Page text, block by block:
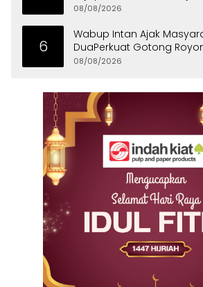
di Curug
08/08/2026
6
Wabup Intan Ajak
DuaPerkuat Gotong
Persatuan
08/08/2026